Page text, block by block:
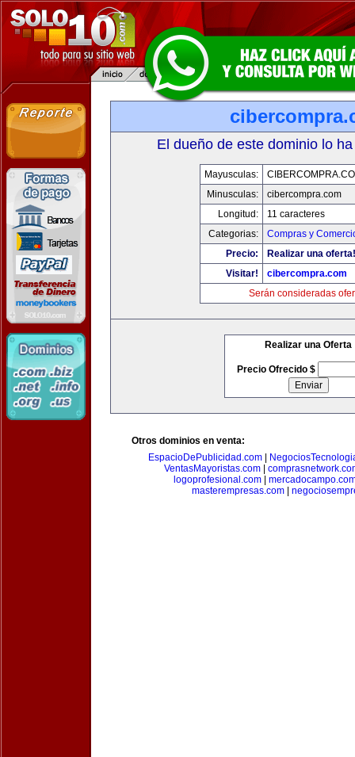
El dueño de este dominio lo
Mayusculas:
Minusculas:
cibercompra.com
Longitud:
11 caracteres
Categorias:
Compras y
Precio:
Realizar una oferta!
Visitar!
cibercompra.com
Serán consideradas
Realizar una Oferta
Precio Ofrecido $
Otros dominios en venta:
EspacioDePublicidad.com|
VentasMayoristas.com|
logoprofesional.com
masterempresas.com|